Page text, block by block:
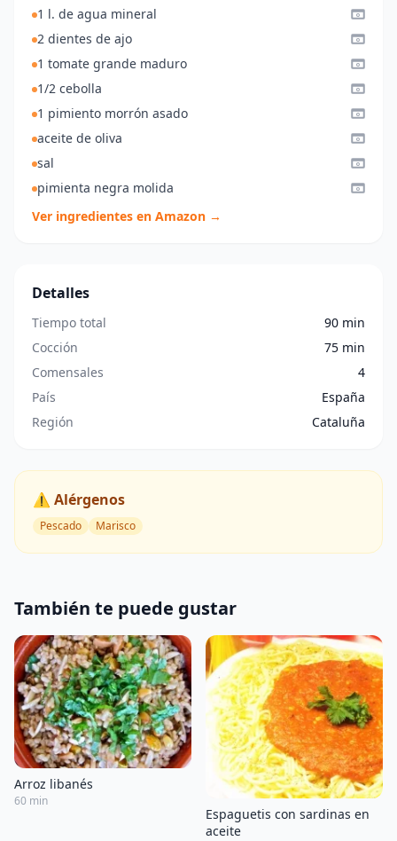
1 l. de agua mineral
2 dientes de ajo
1 tomate grande maduro
1/2 cebolla
1 pimiento morrón asado
aceite de oliva
sal
pimienta negra molida
Ver ingredientes en Amazon →
Detalles
Tiempo total
90 min
Cocción
75 min
Comensales
4
País
España
Región
Cataluña
⚠️ Alérgenos
Pescado Marisco
También te puede gustar
Arroz libanés
60 min
Espaguetis con sardinas en
aceite